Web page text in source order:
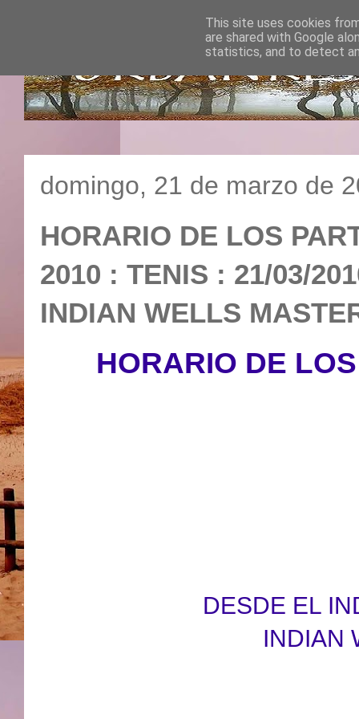
domingo, 21 de marzo de
HORARIO DE LOS
2010 : TENIS : 21/03/
INDIAN WELLS
HORARIO DE
DESDE EL
INDIAN
This site uses cookies
are shared with Google
statistics, and to detect